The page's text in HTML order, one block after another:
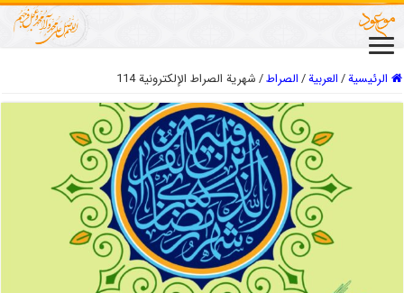
الرئيسية/العربیة/الصراط/شهریة الصراط الإلكترونية 114